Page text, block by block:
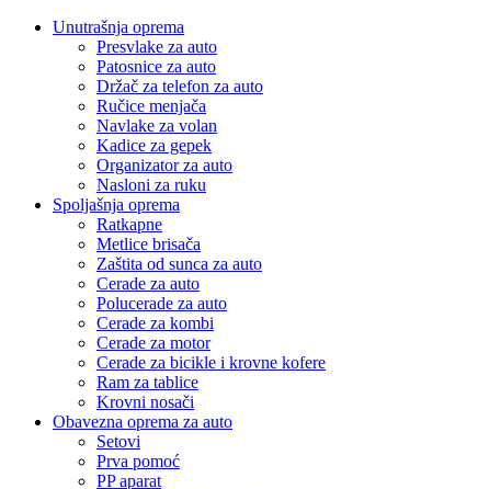
Unutrašnja oprema
Presvlake za auto
Patosnice za auto
Držač za telefon za auto
Ručice menjača
Navlake za volan
Kadice za gepek
Organizator za auto
Nasloni za ruku
Spoljašnja oprema
Ratkapne
Metlice brisača
Zaštita od sunca za auto
Cerade za auto
Polucerade za auto
Cerade za kombi
Cerade za motor
Cerade za bicikle i krovne kofere
Ram za tablice
Krovni nosači
Obavezna oprema za auto
Setovi
Prva pomoć
PP aparat